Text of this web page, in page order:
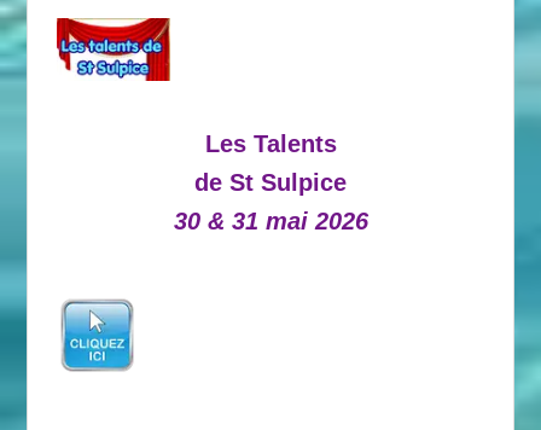
Les Talents
de St Sulpice
30 & 31 mai 2026